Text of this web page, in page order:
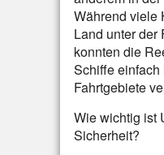
Während viele
Land unter der
konnten die
Schiffe einfach
Fahrtgebiete
Wie wichtig ist
Sicherheit?